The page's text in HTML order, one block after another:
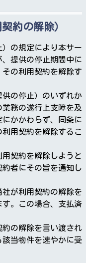
約の解除）
）の規定により本サー
、提供の停止期間中に
の利用契約を解除す
供の停止）のいずれか
務の遂行上支障を及
かかわらず、同条に
用契約を解除するこ
用契約を解除しようと
者にその旨を通知し
社が利用契約の解除を
。この場合、支払済
約の解除を言い渡され
当物件を速やかに受